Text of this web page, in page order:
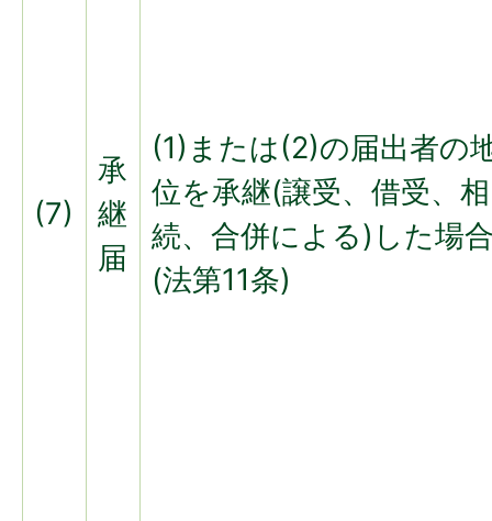
(7)
承
継
届
(1)または(2)の届出者の
位を承継(譲受、借受、相
続、合併による)した場
(法第11条)